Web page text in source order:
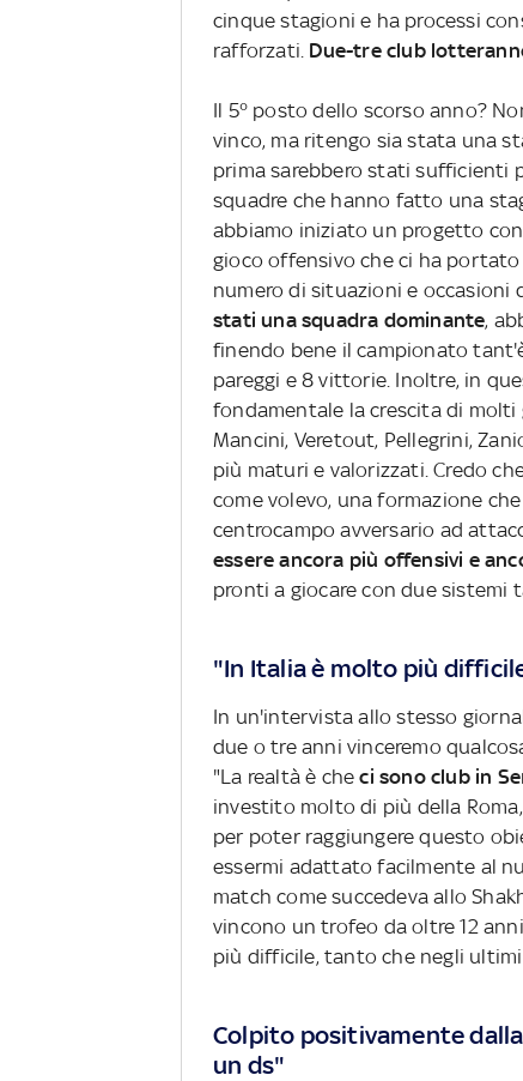
cinque stagioni e ha processi
rafforzati. Due-tre club
Il 5° posto dello scorso anno?
vinco, ma ritengo sia stata una
prima sarebbero stati sufficienti
squadre che hanno fatto una
abbiamo iniziato un progetto
gioco offensivo che ci ha portato
numero di situazioni e occasioni
stati una squadra dominante,
finendo bene il campionato
pareggi e 8 vittorie. Inoltre, in
fondamentale la crescita di
Mancini, Veretout, Pellegrini,
più maturi e valorizzati. Credo
come volevo, una formazione
centrocampo avversario ad
essere ancora più offensivi e
pronti a giocare con due
"In Italia è molto più
In un'intervista allo stesso
due o tre anni vinceremo
"La realtà è che ci sono club in
investito molto di più della
per poter raggiungere questo
essermi adattato facilmente al
match come succedeva allo
vincono un trofeo da oltre 12
più difficile, tanto che negli
Colpito positivamente
un ds"